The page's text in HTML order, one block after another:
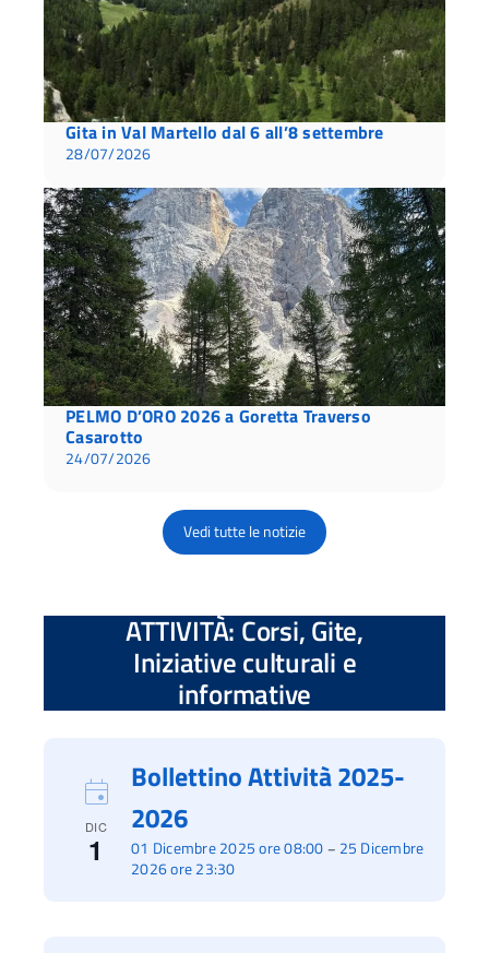
Gita in Val Martello dal 6 all’8 settembre
28/07/2026
PELMO D’ORO 2026 a Goretta Traverso
Casarotto
24/07/2026
Vedi tutte le notizie
ATTIVITÀ: Corsi, Gite,
Iniziative culturali e
informative
DIC
1 01 Dicembre 2025 ore 08:00 – 25 Dicembre
2026 ore 23:30
Bollettino Attività 2025-
2026